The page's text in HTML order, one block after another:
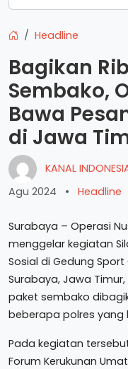
Headline
Bagikan
Sembako,
Bawa
di Jawa
KANAL
Agu 2024
• Headline
Surabaya – Operasi
menggelar kegiatan
Sosial di Gedung Sport
Surabaya, Jawa
paket sembako
beberapa polres yang
Pada kegiatan
Forum Kerukunan